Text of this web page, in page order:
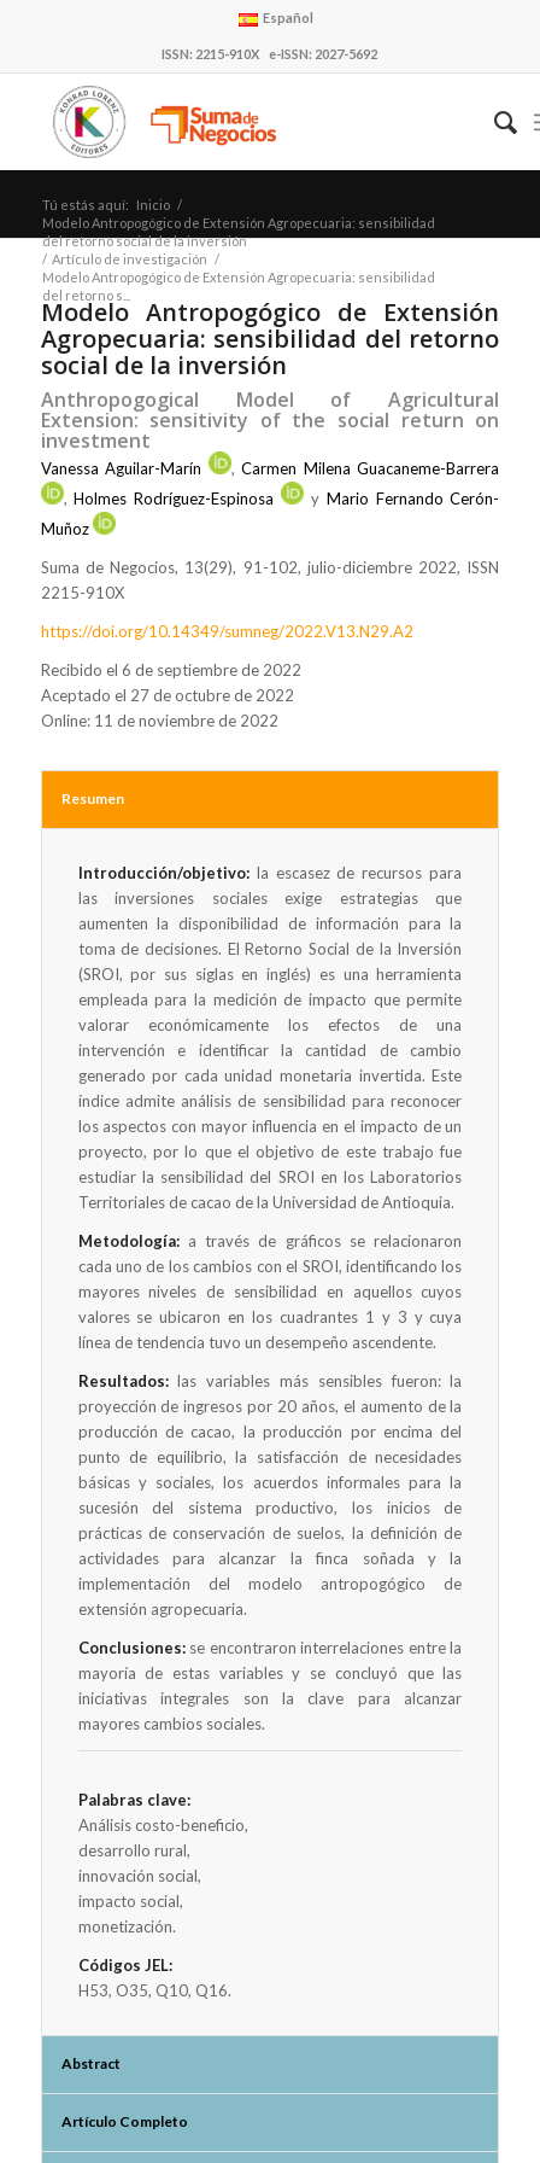
Español
ISSN: 2215-910X e-ISSN: 2027-5692
Tú estás aquí: Inicio /
Modelo Antropogógico de Extensión Agropecuaria: sensibilidad
del retorno social de la inversión
/ Artículo de investigación /
Modelo Antropogógico de Extensión Agropecuaria: sensibilidad
del retorno s...
Modelo Antropogógico de Extensión
Agropecuaria: sensibilidad del retorno
social de la inversión
Anthropogogical Model of Agricultural
Extension: sensitivity of the social return on
investment
Vanessa Aguilar-Marín ,Carmen Milena Guacaneme-Barrera
,Holmes Rodríguez-Espinosa y Mario Fernando Cerón-
Muñoz
Suma de Negocios, 13(29), 91-102, julio-diciembre 2022, ISSN
2215-910X
https://doi.org/10.14349/sumneg/2022.V13.N29.A2
Recibido el 6 de septiembre de 2022
Aceptado el 27 de octubre de 2022
Online: 11 de noviembre de 2022
Resumen
Introducción/objetivo:la escasez de recursos para
las inversiones sociales exige estrategias que
aumenten la disponibilidad de información para la
toma de decisiones. El Retorno Social de la Inversión
(SROI, por sus siglas en inglés) es una herramienta
empleada para la medición de impacto que permite
valorar económicamente los efectos de una
intervención e identificar la cantidad de cambio
generado por cada unidad monetaria invertida. Este
índice admite análisis de sensibilidad para reconocer
los aspectos con mayor influencia en el impacto de un
proyecto, por lo que el objetivo de este trabajo fue
estudiar la sensibilidad del SROI en los Laboratorios
Territoriales de cacao de la Universidad de Antioquia.
Metodología:a través de gráficos se relacionaron
cada uno de los cambios con el SROI, identificando los
mayores niveles de sensibilidad en aquellos cuyos
valores se ubicaron en los cuadrantes 1 y 3 y cuya
línea de tendencia tuvo un desempeño ascendente.
Resultados:las variables más sensibles fueron: la
proyección de ingresos por 20 años, el aumento de la
producción de cacao, la producción por encima del
punto de equilibrio, la satisfacción de necesidades
básicas y sociales, los acuerdos informales para la
sucesión del sistema productivo, los inicios de
prácticas de conservación de suelos, la definición de
actividades para alcanzar la finca soñada y la
implementación del modelo antropogógico de
extensión agropecuaria.
Conclusiones:se encontraron interrelaciones entre la
mayoría de estas variables y se concluyó que las
iniciativas integrales son la clave para alcanzar
mayores cambios sociales.
Palabras clave:
Análisis costo-beneficio,
desarrollo rural,
innovación social,
impacto social,
monetización.
Códigos JEL:
H53, O35, Q10, Q16.
Abstract
Artículo Completo